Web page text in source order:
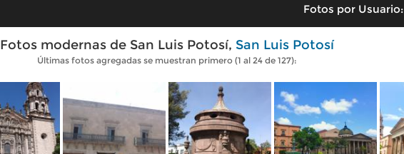
Fotos por Usuario:
Fotos modernas de San Luis Potosí, San Luis Potosí
Últimas fotos agregadas se muestran primero (1 al 24 de 127):